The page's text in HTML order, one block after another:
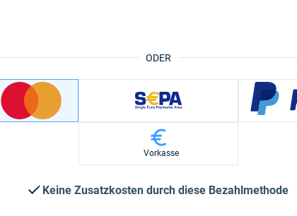
ODER
Vorkasse
Keine Zusatzkosten durch diese Bezahlmethode